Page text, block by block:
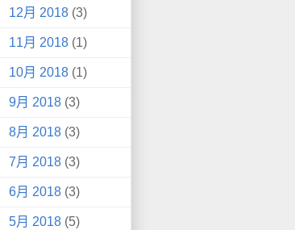
12月 2018 (3)
11月 2018 (1)
10月 2018 (1)
9月 2018 (3)
8月 2018 (3)
7月 2018 (3)
6月 2018 (3)
5月 2018 (5)